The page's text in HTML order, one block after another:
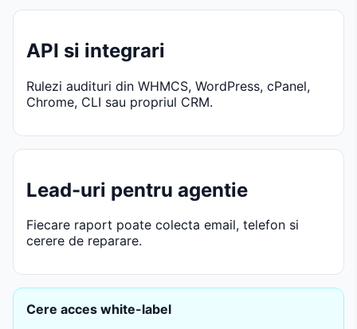
API si integrari
Rulezi audituri din WHMCS, WordPress, cPanel,
Chrome, CLI sau propriul CRM.
Lead-uri pentru agentie
Fiecare raport poate colecta email, telefon si
cerere de reparare.
Cere acces white-label